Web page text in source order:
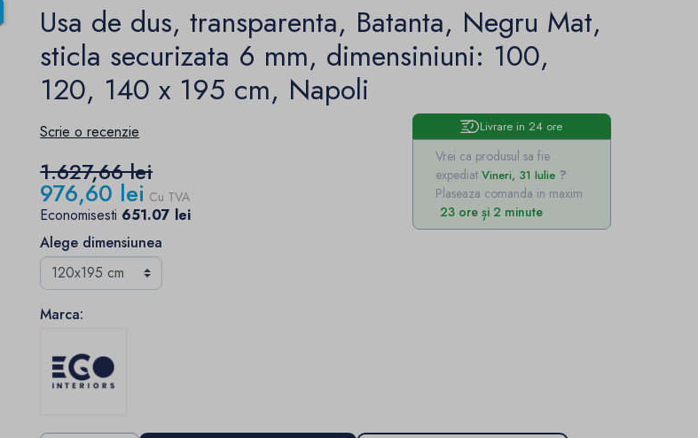
Usa de dus, transparenta, Batanta, Negru Mat,
sticla securizata 6 mm, dimensiniuni: 100,
120, 140 x 195 cm, Napoli
Livrare in 24 ore
Vrei ca produsul sa fie
expediat Vineri, 31 Iulie
Plaseaza comanda in maxim
23 ore și 2 minute
Scrie o recenzie
1.627,66 lei
976,60 lei Cu TVA
Economisesti 651.07 lei
Alege dimensiunea
Marca: